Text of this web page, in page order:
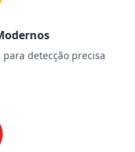
detecção precisa